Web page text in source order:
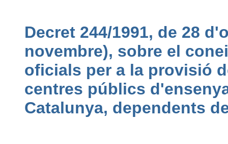
Decret 244/1991, de 28
novembre), sobre el
oficials per a la provisió
centres públics
Catalunya, dependents